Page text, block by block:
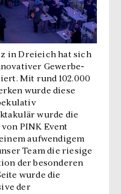
in Dreieich hat sich
Gewerbe-
Mit rund 102.000
wurde diese
wurde die
PINK Event
aufwendigem
Team die riesige
der besonderen
wurde die
der